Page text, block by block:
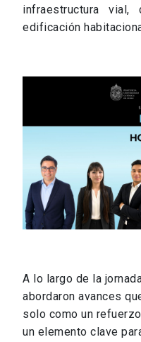
infraestructura vial,
edificación
A lo largo de la
abordaron avances
solo como un
un elemento clave